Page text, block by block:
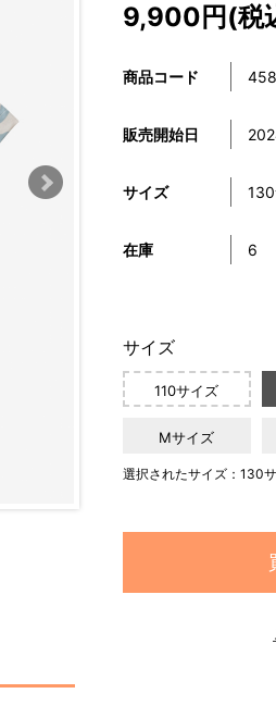
9,900円(税
商品コード
販売開始日
サイズ
在庫 6
サイズ
110サイズ
Mサイズ
選択されたサイズ：130